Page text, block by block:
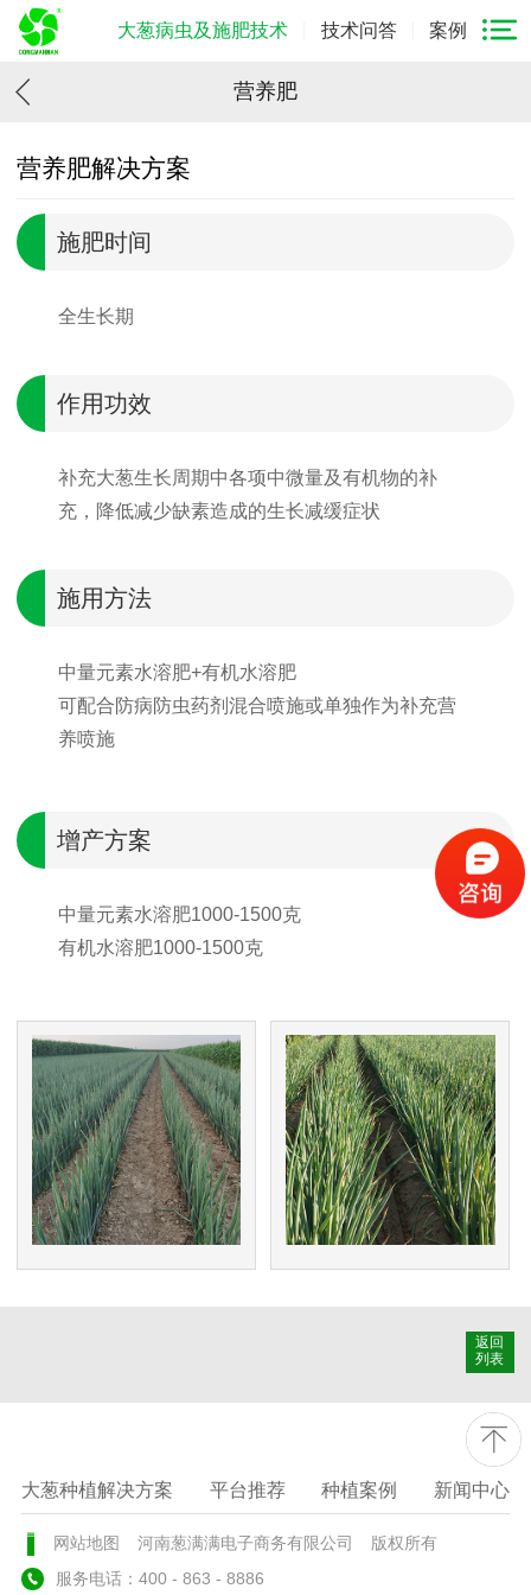
大葱病虫及施肥技术 技术问答 案例
营养肥
营养肥解决方案
施肥时间
全生长期
作用功效
补充大葱生长周期中各项中微量及有机物的补
充，降低减少缺素造成的生长减缓症状
施用方法
中量元素水溶肥+有机水溶肥
可配合防病防虫药剂混合喷施或单独作为补充营
养喷施
增产方案
中量元素水溶肥1000-1500克
有机水溶肥1000-1500克
返回
列表
大葱种植解决方案 平台推荐 种植案例 新闻中心
网站地图 河南葱满满电子商务有限公司
版权所有
服务电话：400 - 863 - 8886